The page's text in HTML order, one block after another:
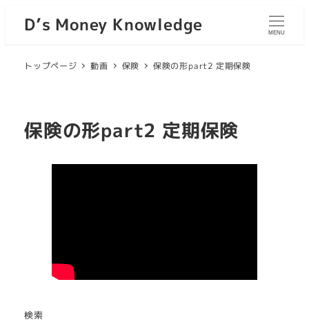
D’s Money Knowledge MENU
トップページ 動画 保険 保険の形part2 定期保険
保険の形part2 定期保険
検索